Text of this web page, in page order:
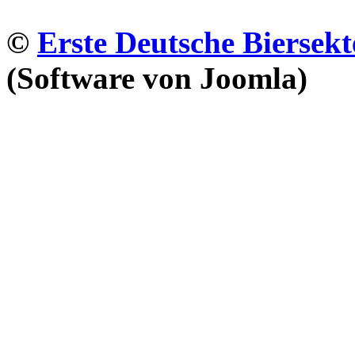
© Erste Deutsche
(Software von Joomla)